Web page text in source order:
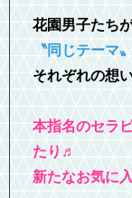
花園男子たち
〝同じテーマ
それぞれの想
本指名のセラ
たり♬
新たなお気に